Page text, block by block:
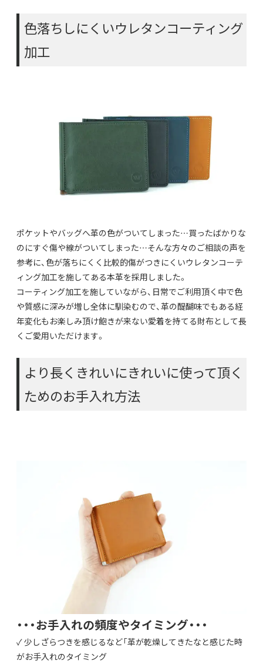
色落ちしにくいウレタンコーティング
加工
ポケットやバッグへ革の色がついてしまった…買ったばかりな
のにすぐ傷や線がついてしまった…そんな方々のご相談の声を
参考に、色が落ちにくく比較的傷がつきにくいウレタンコーテ
ィング加工を施してある本革を採用しました。
コーティング加工を施していながら、日常でご利用頂く中で色
や質感に深みが増し全体に馴染むので、革の醍醐味でもある経
年変化もお楽しみ頂け飽きが来ない愛着を持てる財布として長
くご愛用いただけます。
より長くきれいにきれいに使って頂く
ためのお手入れ方法
・・・お手入れの頻度やタイミング・・・
✓ 少しざらつきを感じるなど「革が乾燥してきたなと感じた時
がお手入れのタイミング